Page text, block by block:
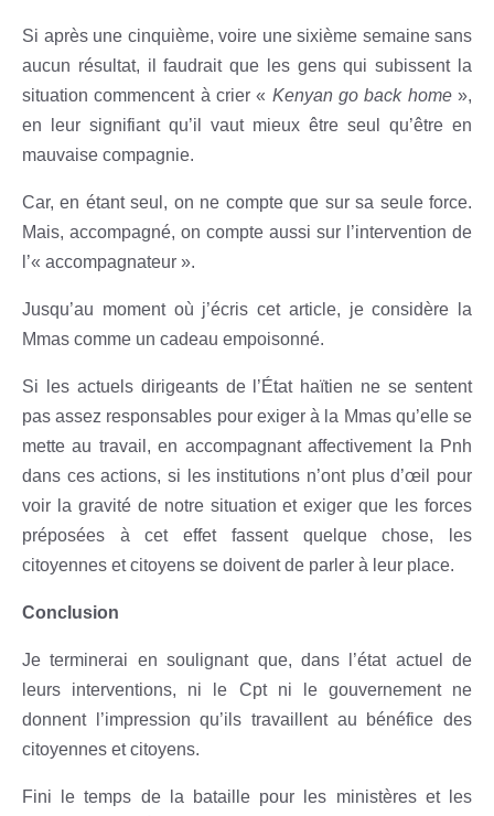
Si après une cinquième, voire une sixième semaine sans
aucun résultat, il faudrait que les gens qui subissent la
situation commencent à crier « Kenyan go back home»,
en leur signifiant qu’il vaut mieux être seul qu’être en
mauvaise compagnie.
Car, en étant seul, on ne compte que sur sa seule force.
Mais, accompagné, on compte aussi sur l’intervention de
l’« accompagnateur ».
Jusqu’au moment où j’écris cet article, je considère la
Mmas comme un cadeau empoisonné.
Si les actuels dirigeants de l’État haïtien ne se sentent
pas assez responsables pour exiger à la Mmas qu’elle se
mette au travail, en accompagnant affectivement la Pnh
dans ces actions, si les institutions n’ont plus d’œil pour
voir la gravité de notre situation et exiger que les forces
préposées à cet effet fassent quelque chose, les
citoyennes et citoyens se doivent de parler à leur place.
Conclusion
Je terminerai en soulignant que, dans l’état actuel de
leurs interventions, ni le Cpt ni le gouvernement ne
donnent l’impression qu’ils travaillent au bénéfice des
citoyennes et citoyens.
Fini le temps de la bataille pour les ministères et les